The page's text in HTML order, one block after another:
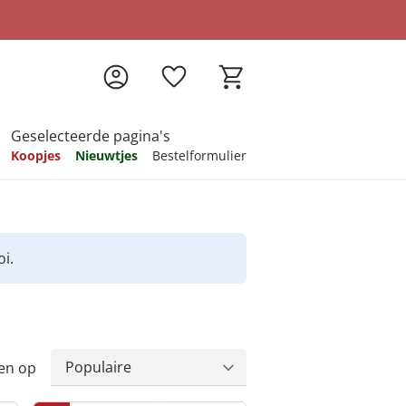
Geselecteerde pagina's
Koopjes Nieuwtjes Bestelformulier
op